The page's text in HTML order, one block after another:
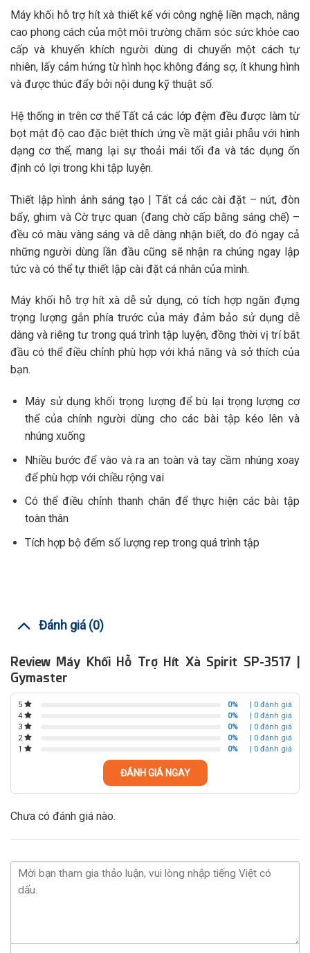
Máy khối hỗ trợ hít xà thiết kế với công nghệ liền mạch, nâng
cao phong cách của một môi trường chăm sóc sức khỏe cao
cấp và khuyến khích người dùng di chuyển một cách tự
nhiên, lấy cảm hứng từ hình học không đáng sợ, ít khung hình
và được thúc đẩy bởi nội dung kỹ thuật số.
Hệ thống in trên cơ thể Tất cả các lớp đệm đều được làm từ
bọt mật độ cao đặc biệt thích ứng về mặt giải phẫu với hình
dạng cơ thể, mang lại sự thoải mái tối đa và tác dụng ổn
định có lợi trong khi tập luyện.
Thiết lập hình ảnh sáng tạo | Tất cả các cài đặt – nút, đòn
bẩy, ghim và Cờ trực quan (đang chờ cấp bằng sáng chế) –
đều có màu vàng sáng và dễ dàng nhận biết, do đó ngay cả
những người dùng lần đầu cũng sẽ nhận ra chúng ngay lập
tức và có thể tự thiết lập cài đặt cá nhân của mình.
Máy khối hỗ trợ hít xà dễ sử dụng, có tích hợp ngăn đựng
trọng lượng gắn phía trước của máy đảm bảo sử dụng dễ
dàng và riêng tư trong quá trình tập luyện, đồng thời vị trí bắt
đầu có thể điều chỉnh phù hợp với khả năng và sở thích của
bạn.
Máy sử dụng khối trọng lượng để bù lại trọng lượng cơ
thể của chính người dùng cho các bài tập kéo lên và
nhúng xuống
Nhiều bước để vào và ra an toàn và tay cầm nhúng xoay
để phù hợp với chiều rộng vai
Có thể điều chỉnh thanh chân để thực hiện các bài tập
toàn thân
Tích hợp bộ đếm số lượng rep trong quá trình tập
Đánh giá (0)
Review Máy Khối Hỗ Trợ Hít Xà Spirit SP-3517 |
Gymaster
5 0%
| 0 đánh giá
4
0%
| 0 đánh giá
3
0%
| 0 đánh giá
2
0%
| 0 đánh giá
1
0% | 0 đánh giá
ĐÁNH GIÁ NGAY
Chưa có đánh giá nào.